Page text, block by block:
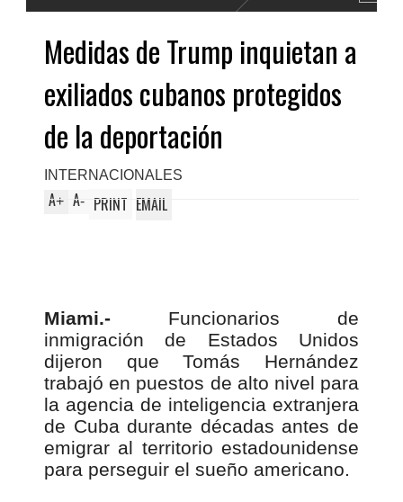
Medidas de Trump inquietan a
exiliados cubanos protegidos
de la deportación
INTERNACIONALES
A+ A- PRINT EMAIL
Miami.- Funcionarios de
inmigración de Estados Unidos
dijeron que Tomás Hernández
trabajó en puestos de alto nivel para
la agencia de inteligencia extranjera
de Cuba durante décadas antes de
emigrar al territorio estadounidense
para perseguir el sueño americano.